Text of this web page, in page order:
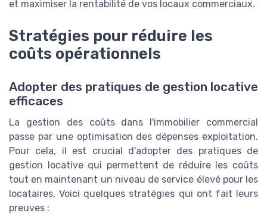
et maximiser la rentabilité de vos locaux commerciaux.
Stratégies pour réduire les
coûts opérationnels
Adopter des pratiques de gestion locative
efficaces
La gestion des coûts dans l'immobilier commercial
passe par une optimisation des dépenses exploitation.
Pour cela, il est crucial d'adopter des pratiques de
gestion locative qui permettent de réduire les coûts
tout en maintenant un niveau de service élevé pour les
locataires. Voici quelques stratégies qui ont fait leurs
preuves :